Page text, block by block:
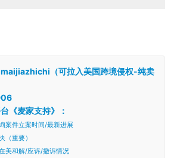
（可拉入美国跨境侵权-纯卖
《麦家支持》：
案件立案时间/最新进展
（重要）
美和解/应诉/撤诉情况